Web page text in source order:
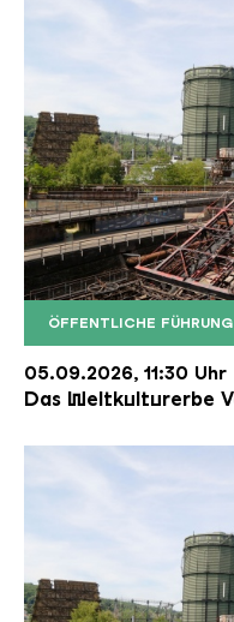
ÖFFENTLICHE FÜHRUNG
Der
Copyright:
05.09.2026, 11:30 Uhr
Das Weltkulturerbe